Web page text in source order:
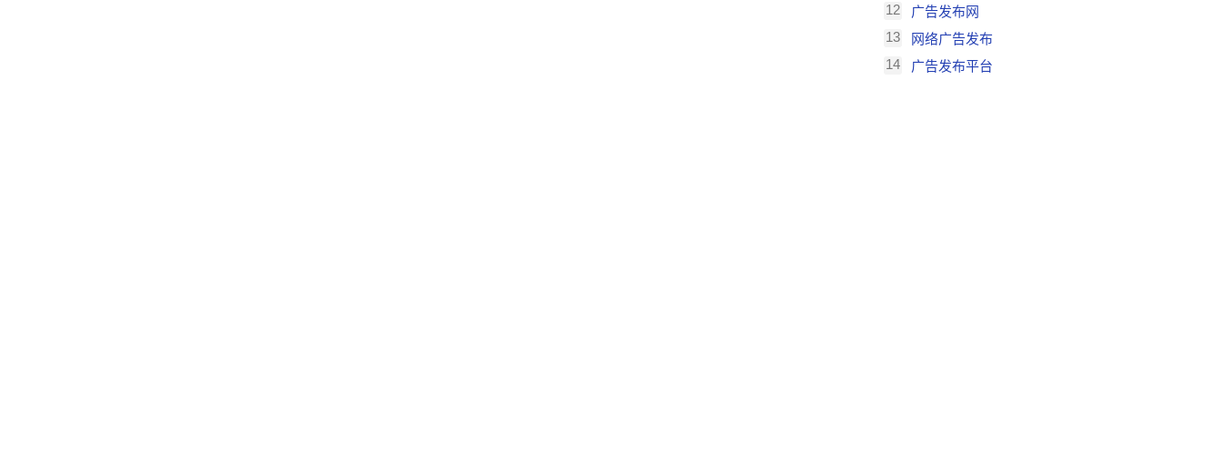
12 广告发布网
13 网络广告发布
14 广告发布平台